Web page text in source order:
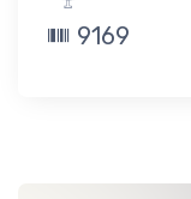
9169